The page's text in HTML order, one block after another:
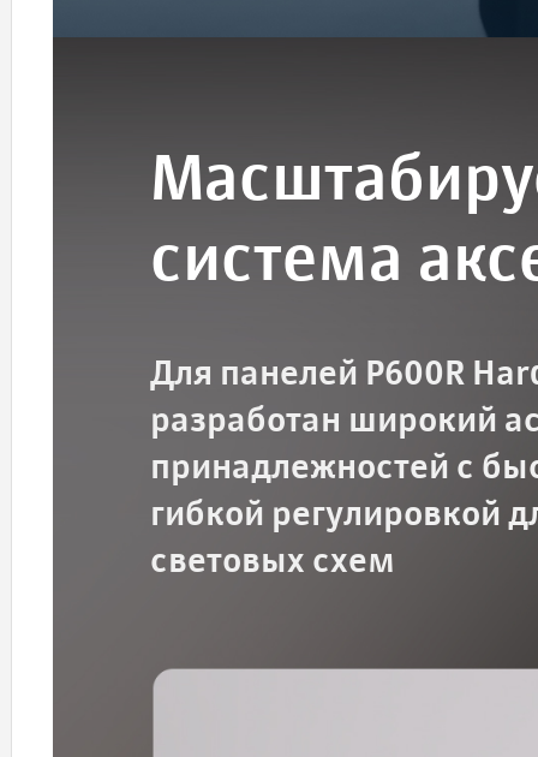
система
Для панелей P600R
разработан широкий
принадлежностей с
гибкой регулировкой
световых схем